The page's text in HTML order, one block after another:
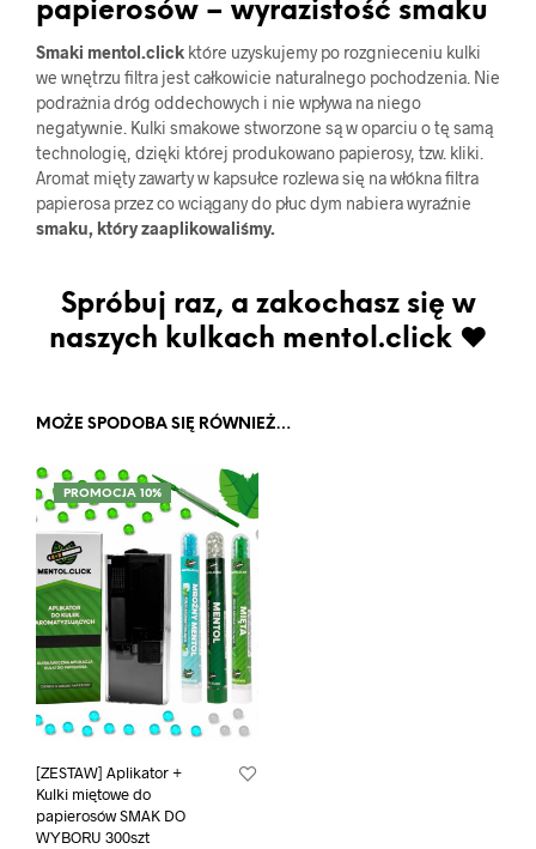
papierosów – wyrazistość smaku
Smaki mentol.click które uzyskujemy po rozgnieceniu kulki
we wnętrzu filtra jest całkowicie naturalnego pochodzenia. Nie
podrażnia dróg oddechowych i nie wpływa na niego
negatywnie. Kulki smakowe stworzone są w oparciu o tę samą
technologię, dzięki której produkowano papierosy, tzw. kliki.
Aromat mięty zawarty w kapsułce rozlewa się na włókna filtra
papierosa przez co wciągany do płuc dym nabiera wyraźnie
smaku, który zaaplikowaliśmy.
Spróbuj raz, a zakochasz się w
naszych kulkach mentol.click ♥
MOŻE SPODOBA SIĘ RÓWNIEŻ…
PROMOCJA 10%
[ZESTAW] Aplikator +
Kulki miętowe do
papierosów SMAK DO
WYBORU 300szt